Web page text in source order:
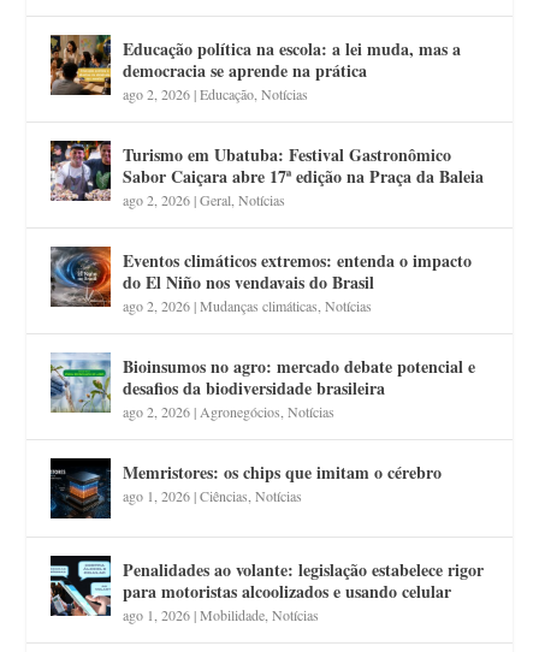
Educação política na escola: a lei muda, mas a
democracia se aprende na prática
ago 2, 2026|Educação ,Notícias
Turismo em Ubatuba: Festival Gastronômico
Sabor Caiçara abre 17ª edição na Praça da Baleia
ago 2, 2026|Geral ,Notícias
Eventos climáticos extremos: entenda o impacto
do El Niño nos vendavais do Brasil
ago 2, 2026|Mudanças climáticas ,Notícias
Bioinsumos no agro: mercado debate potencial e
desafios da biodiversidade brasileira
ago 2, 2026| Agronegócios ,Notícias
Memristores: os chips que imitam o cérebro
ago 1, 2026|Ciências ,Notícias
Penalidades ao volante: legislação estabelece rigor
para motoristas alcoolizados e usando celular
ago 1, 2026|Mobilidade ,Notícias